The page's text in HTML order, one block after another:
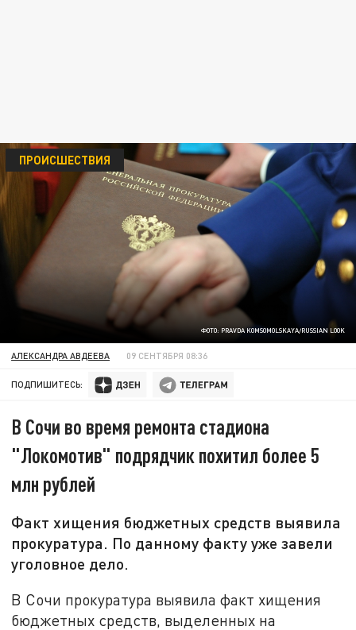
ФОТО: PRAVDA KOMSOMOLSKAYA/RUSSIAN LOOK
ПРОИСШЕСТВИЯ
АЛЕКСАНДРА АВДЕЕВА 09 СЕНТЯБРЯ 08:36
ПОДПИШИТЕСЬ:
В Сочи во время ремонта стадиона
"Локомотив" подрядчик похитил более 5
млн рублей
Факт хищения бюджетных средств выявила
прокуратура. По данному факту уже завели
уголовное дело.
В Сочи прокуратура выявила факт хищения
бюджетных средств, выделенных на